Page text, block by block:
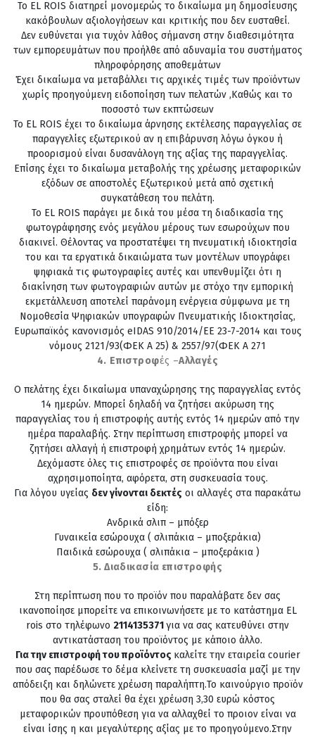
Το EL ROIS διατηρεί μονομερώς το δικαίωμα μη δημοσίευσης
κακόβουλων αξιολογήσεων και κριτικής που δεν ευσταθεί.
Δεν ευθύνεται για τυχόν λάθος σήμανση στην διαθεσιμότητα
των εμπορευμάτων που προήλθε από αδυναμία του συστήματος
πληροφόρησης αποθεμάτων
Έχει δικαίωμα να μεταβάλλει τις αρχικές τιμές των προϊόντων
χωρίς προηγούμενη ειδοποίηση των πελατών ,Καθώς και το
ποσοστό των εκπτώσεων
Το EL ROIS έχει το δικαίωμα άρνησης εκτέλεσης παραγγελίας σε
παραγγελίες εξωτερικού αν η επιβάρυνση λόγω όγκου ή
προορισμού είναι δυσανάλογη της αξίας της παραγγελίας.
Επίσης έχει το δικαίωμα μεταβολής της χρέωσης μεταφορικών
εξόδων σε αποστολές Εξωτερικού μετά από σχετική
συγκατάθεση του πελάτη.
Το EL ROIS παράγει με δικά του μέσα τη διαδικασία της
φωτογράφησης ενός μεγάλου μέρους των εσωρούχων που
διακινεί. Θέλοντας να προστατέψει τη πνευματική ιδιοκτησία
του και τα εργατικά δικαιώματα των μοντέλων υπογράφει
ψηφιακά τις φωτογραφίες αυτές και υπενθυμίζει ότι η
διακίνηση των φωτογραφιών αυτών με στόχο την εμπορική
εκμετάλλευση αποτελεί παράνομη ενέργεια σύμφωνα με τη
Νομοθεσία Ψηφιακών υπογραφών Πνευματικής Ιδιοκτησίας,
Ευρωπαϊκός κανονισμός eIDAS 910/2014/EE 23-7-2014 και τους
νόμους 2121/93(ΦΕΚ Α 25) & 2557/97(ΦΕΚ Α 271
4. Επιστροφές –Αλλαγές
Ο πελάτης έχει δικαίωμα υπαναχώρησης της παραγγελίας εντός
14 ημερών. Μπορεί δηλαδή να ζητήσει ακύρωση της
παραγγελίας του ή επιστροφής αυτής εντός 14 ημερών από την
ημέρα παραλαβής. Στην περίπτωση επιστροφής μπορεί να
ζητήσει αλλαγή ή επιστροφή χρημάτων εντός 14 ημερών.
Δεχόμαστε όλες τις επιστροφές σε προϊόντα που είναι
αχρησιμοποίητα, αφόρετα, στη συσκευασία τους.
Για λόγου υγείας δεν γίνονται δεκτές οι αλλαγές στα παρακάτω
είδη:
Ανδρικά σλιπ – μπόξερ
Γυναικεία εσώρουχα ( σλιπάκια – μποξεράκια)
Παιδικά εσώρουχα ( σλιπάκια – μποξεράκια )
5. Διαδικασία επιστροφής
Στη περίπτωση που το προϊόν που παραλάβατε δεν σας
ικανοποίησε μπορείτε να επικοινωνήσετε με το κατάστημα EL
rois στο τηλέφωνο 2114135371για να σας κατευθύνει στην
αντικατάσταση του προϊόντος με κάποιο άλλο.
Για την επιστροφή του προϊόντος καλείτε την εταιρεία courier
που σας παρέδωσε το δέμα κλείνετε τη συσκευασία μαζί με την
απόδειξη και δηλώνετε χρέωση παραλήπτη.Το καινούργιο προϊόν
που θα σας σταλεί θα έχει χρέωση 3,30 ευρώ κόστος
μεταφορικών προυπόθεση για να αλλαχθεί το προιον είναι να
είναι ίσης η και μεγαλύτερης αξίας με το προηγούμενο.Στην